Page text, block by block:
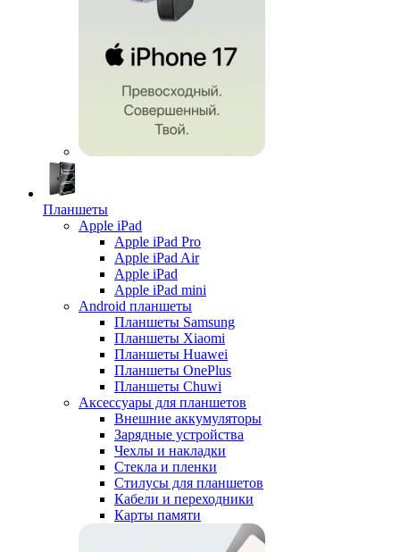
Планшеты
Apple iPad
Apple iPad Pro
Apple iPad Air
Apple iPad
Apple iPad mini
Android планшеты
Планшеты Samsung
Планшеты Xiaomi
Планшеты Huawei
Планшеты OnePlus
Планшеты Chuwi
Аксессуары для планшетов
Внешние аккумуляторы
Зарядные устройства
Чехлы и накладки
Стекла и пленки
Стилусы для планшетов
Кабели и переходники
Карты памяти